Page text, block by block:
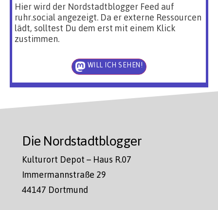
Hier wird der Nordstadtblogger Feed auf
ruhr.social angezeigt. Da er externe Ressourcen
lädt, solltest Du dem erst mit einem Klick
zustimmen.
WILL ICH SEHEN!
Die Nordstadtblogger
Kulturort Depot – Haus R.07
Immermannstraße 29
44147 Dortmund